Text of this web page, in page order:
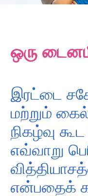
ஒரு
இரட்டை
மற்றும்
நிகழ்வு
எவ்வாறு
என்பதைக்